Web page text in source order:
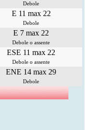
Debole
E 11 max 22
Debole
E 7 max 22
Debole o assente
ESE 11 max 22
Debole o assente
ENE 14 max 29
Debole